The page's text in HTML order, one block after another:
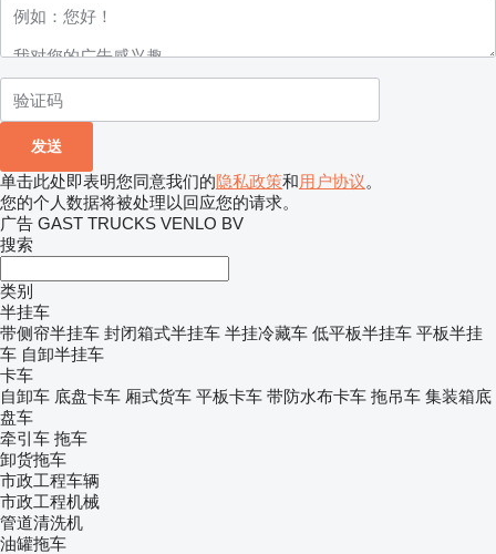
单击此处即表明您同意我们的隐私政策和用户协议。
您的个人数据将被处理以回应您的请求。
广告 GAST TRUCKS VENLO BV
搜索
类别
半挂车
带侧帘半挂车 封闭箱式半挂车 半挂冷藏车 低平板半挂车 平板半挂
车 自卸半挂车
卡车
自卸车 底盘卡车 厢式货车 平板卡车 带防水布卡车 拖吊车 集装箱底
盘车
牵引车 拖车
卸货拖车
市政工程车辆
市政工程机械
管道清洗机
油罐拖车